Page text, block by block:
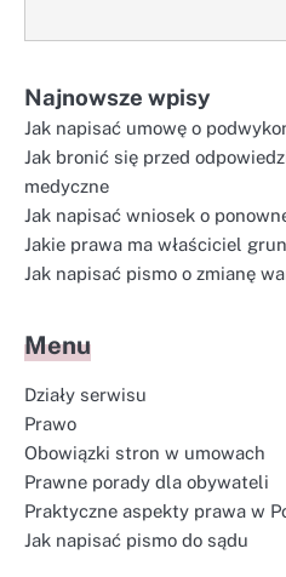
Najnowsze wpisy
Jak napisać umowę o
Jak bronić się przed
medyczne
Jak napisać wniosek o
Jakie prawa ma właściciel
Jak napisać pismo o zmianę
Menu
Działy serwisu
Prawo
Obowiązki stron w umowach
Prawne porady dla obywateli
Praktyczne aspekty prawa w
Jak napisać pismo do sądu